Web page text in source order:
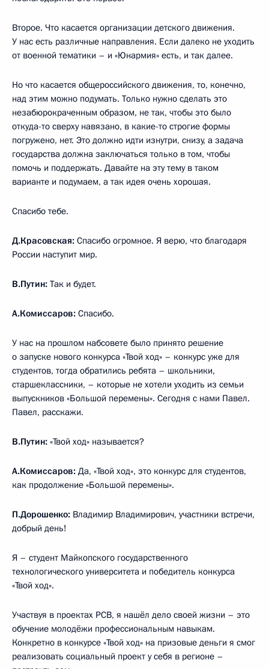
Второе. Что касается организации детского движения.
У нас есть различные направления. Если далеко не уходить
от военной тематики – и «Юнармия» есть, и так далее.
Но что касается общероссийского движения, то, конечно,
над этим можно подумать. Только нужно сделать это
незабюрокраченным образом, не так, чтобы это было
откуда-то сверху навязано, в какие-то строгие формы
погружено, нет. Это должно идти изнутри, снизу, а задача
государства должна заключаться только в том, чтобы
помочь и поддержать. Давайте на эту тему в таком
варианте и подумаем, а так идея очень хорошая.
Спасибо тебе.
Д.Красовская: Спасибо огромное. Я верю, что благодаря
России наступит мир.
В.Путин: Так и будет.
А.Комиссаров: Спасибо.
У нас на прошлом набсовете было принято решение
о запуске нового конкурса «Твой ход» – конкурс уже для
студентов, тогда обратились ребята – школьники,
старшеклассники, – которые не хотели уходить из семьи
выпускников «Большой перемены». Сегодня с нами Павел.
Павел, расскажи.
В.Путин: «Твой ход» называется?
А.Комиссаров: Да, «Твой ход», это конкурс для студентов,
как продолжение «Большой перемены».
П.Дорошенко: Владимир Владимирович, участники встречи,
добрый день!
Я – студент Майкопского государственного
технологического университета и победитель конкурса
«Твой ход».
Участвуя в проектах РСВ, я нашёл дело своей жизни – это
обучение молодёжи профессиональным навыкам.
Конкретно в конкурсе «Твой ход» на призовые деньги я смог
реализовать социальный проект у себя в регионе –